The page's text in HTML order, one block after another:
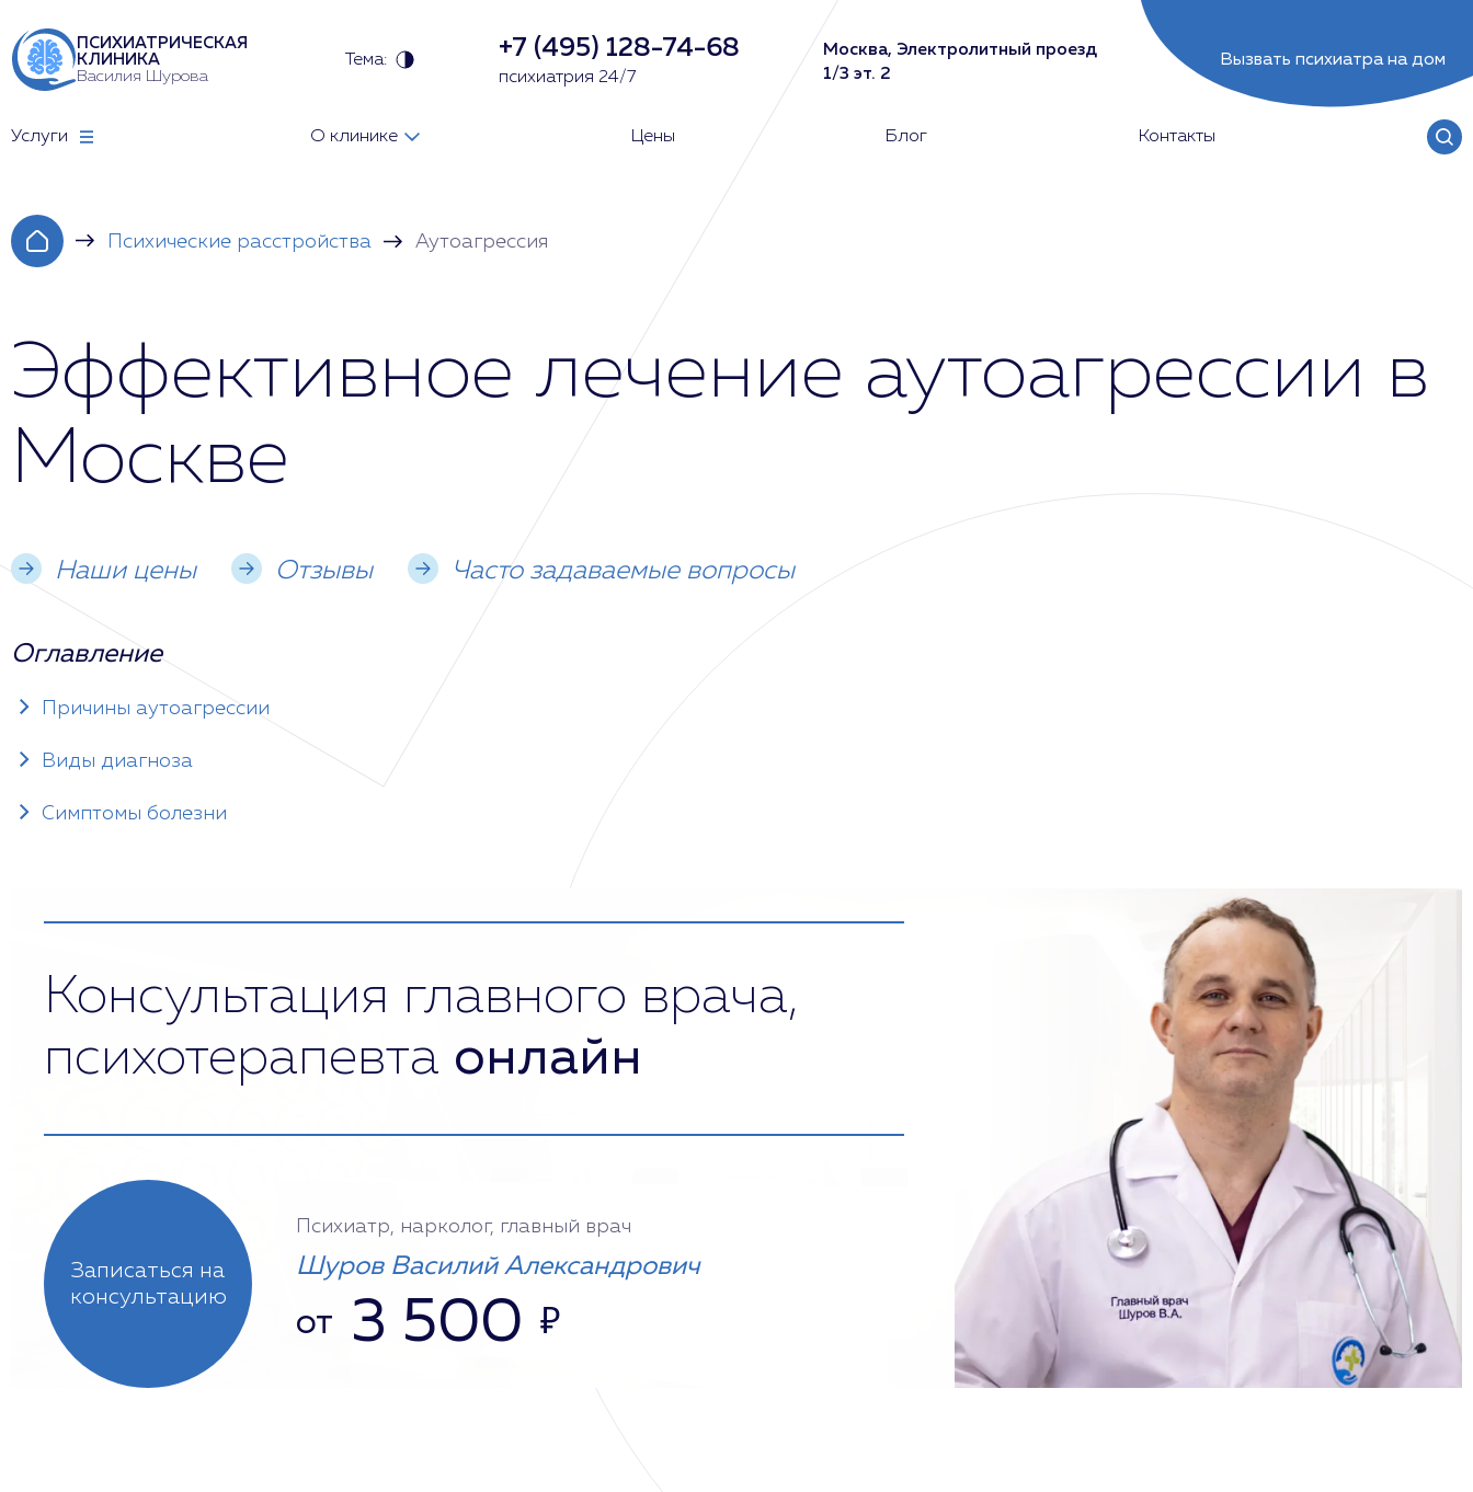
ПСИХИАТРИЧЕСКАЯ
КЛИНИКА
Василия Шурова
Тема: +7 (495) 128-74-68
психиатрия 24/7
Москва, Электролитный проезд
1/3 эт. 2
Вызвать психиатра на дом
Услуги О клинике Цены Блог Контакты
Психические расстройства Аутоагрессия
Эффективное лечение аутоагрессии в
Москве
Наши цены Отзывы Часто задаваемые вопросы
Оглавление
Причины аутоагрессии
Виды диагноза
Симптомы болезни
Консультация главного врача,
психотерапевта онлайн
Записаться на
консультацию
Психиатр, нарколог, главный врач
Шуров Василий Александрович
от 3 500 ₽